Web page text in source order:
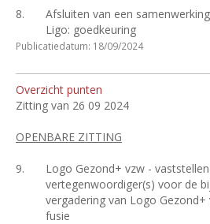
8.
Afsluiten van een
Ligo: goedkeuring
Publicatiedatum: 18/09/2024
Overzicht punten
Zitting van 26 09 2024
OPENBARE ZITTING
9.
Logo Gezond+ vzw -
vertegenwoordiger(s) voor de
vergadering van Logo
fusie